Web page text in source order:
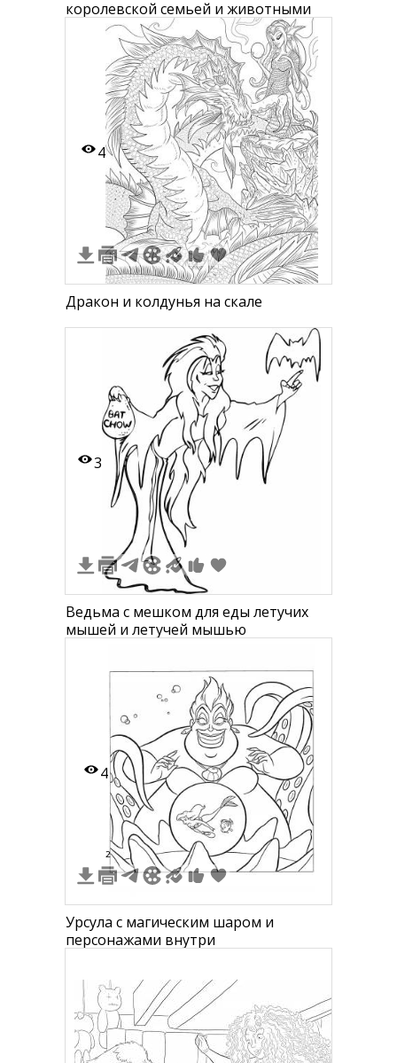
королевской семьей и животными
4
Дракон и колдунья на скале
3
Ведьма с мешком для еды летучих
мышей и летучей мышью
4
2
Урсула с магическим шаром и
персонажами внутри